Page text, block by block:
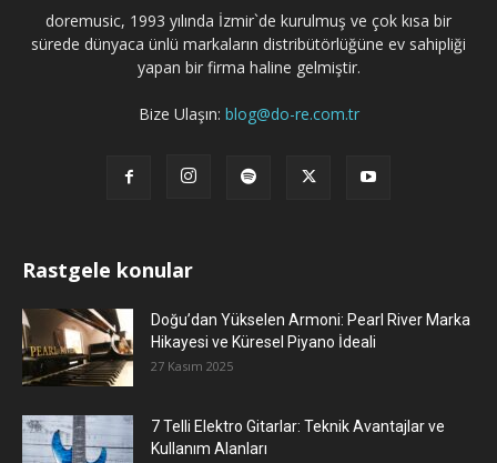
doremusic, 1993 yılında İzmir`de kurulmuş ve çok kısa bir
sürede dünyaca ünlü markaların distribütörlüğüne ev sahipliği
yapan bir firma haline gelmiştir.
Bize Ulaşın: blog@do-re.com.tr
Rastgele konular
Doğu’dan Yükselen Armoni: Pearl River Marka
Hikayesi ve Küresel Piyano İdeali
27 Kasım 2025
7 Telli Elektro Gitarlar: Teknik Avantajlar ve
Kullanım Alanları